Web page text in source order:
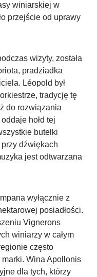
winiarskiej w
przejście od uprawy
wizyty, została
pradziadka
Léopold był
tradycję tę
do rozwiązania
hołd tej
butelki
dźwiękach
jest odtwarzana
wyłącznie z
posiadłości.
Vignerons
winiarzy w całym
często
Wina Apollonis
dla tych, którzy